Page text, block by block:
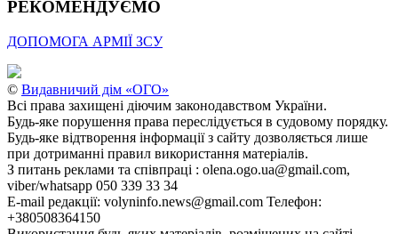
РЕКОМЕНДУЄМО
ДОПОМОГА АРМІЇ ЗСУ
© Видавничий дім «ОГО»
Всі права захищені діючим законодавством України.
Будь-яке порушення права переслідується в судовому порядку.
Будь-яке відтворення інформації з сайту дозволяється лише
при дотриманні правил використання матеріалів.
З питань реклами та співпраці : olena.ogo.ua@gmail.com,
viber/whatsapp 050 339 33 34
E-mail редакції: volyninfo.news@gmail.com Телефон:
+380508364150